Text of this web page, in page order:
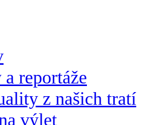
reportáže
z našich tratí
výlet